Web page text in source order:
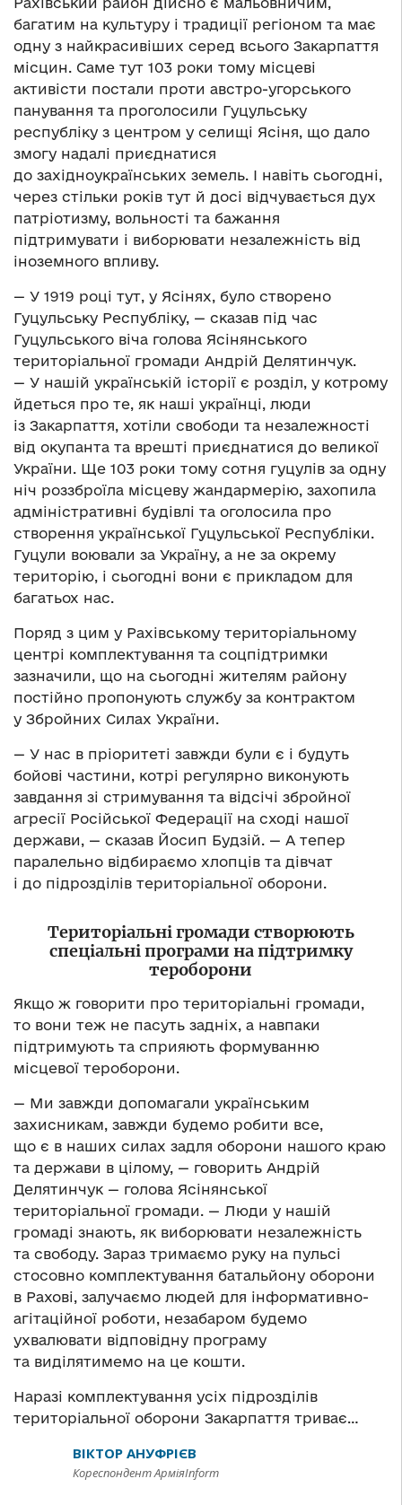
багатим на культуру і традиції регіоном та має
одну з найкрасивіших серед всього Закарпаття
місцин. Саме тут 103 роки тому місцеві
активісти постали проти австро-угорського
панування та проголосили Гуцульську
республіку з центром у селищі Ясіня, що дало
змогу надалі приєднатися
до західноукраїнських земель. І навіть сьогодні,
через стільки років тут й досі відчувається дух
патріотизму, вольності та бажання
підтримувати і виборювати незалежність від
іноземного впливу.
— У 1919 році тут, у Ясінях, було створено
Гуцульську Республіку, — сказав під час
Гуцульського віча голова Ясінянського
територіальної громади Андрій Делятинчук.
— У нашій українській історії є розділ, у котрому
йдеться про те, як наші українці, люди
із Закарпаття, хотіли свободи та незалежності
від окупанта та врешті приєднатися до великої
України. Ще 103 роки тому сотня гуцулів за одну
ніч роззброїла місцеву жандармерію, захопила
адміністративні будівлі та оголосила про
створення української Гуцульської Республіки.
Гуцули воювали за Україну, а не за окрему
територію, і сьогодні вони є прикладом для
багатьох нас.
Поряд з цим у Рахівському територіальному
центрі комплектування та соцпідтримки
зазначили, що на сьогодні жителям району
постійно пропонують службу за контрактом
у Збройних Силах України.
— У нас в пріоритеті завжди були є і будуть
бойові частини, котрі регулярно виконують
завдання зі стримування та відсічі збройної
агресії Російської Федерації на сході нашої
держави, — сказав Йосип Будзій. — А тепер
паралельно відбираємо хлопців та дівчат
і до підрозділів територіальної оборони.
Територіальні громади створюють
спеціальні програми на підтримку
тероборони
Якщо ж говорити про територіальні громади,
то вони теж не пасуть задніх, а навпаки
підтримують та сприяють формуванню
місцевої тероборони.
— Ми завжди допомагали українським
захисникам, завжди будемо робити все,
що є в наших силах задля оборони нашого краю
та держави в цілому, — говорить Андрій
Делятинчук — голова Ясінянської
територіальної громади. — Люди у нашій
громаді знають, як виборювати незалежність
та свободу. Зараз тримаємо руку на пульсі
стосовно комплектування батальйону оборони
в Рахові, залучаємо людей для інформативно-
агітаційної роботи, незабаром будемо
ухвалювати відповідну програму
та виділятимемо на це кошти.
Наразі комплектування усіх підрозділів
територіальної оборони Закарпаття триває…
ВІКТОР АНУФРІЄВ
Кореспондент АрміяInform